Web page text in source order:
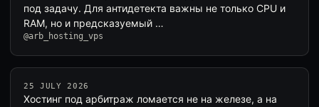
под задачу. Для антидетекта важны не только CPU и
RAM, но и предсказуемый …
@arb_hosting_vps
25 JULY 2026
Хостинг под арбитраж ломается не на железе, а на